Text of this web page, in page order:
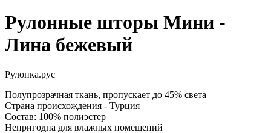
Рулонные шторы Мини -
Лина бежевый
Рулонка.рус
Полупрозрачная ткань, пропускает до 45% света
Страна происхождения - Турция
Состав: 100% полиэстер
Непригодна для влажных помещений